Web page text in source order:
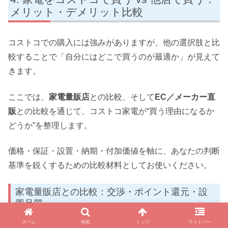
メリット・デメリット比較
コストコでの購入には強みがありますが、他の選択肢と比
較することで「自分にはどこで買うのが最適か」が見えて
きます。
ここでは、 家電量販店との比較、そして EC／メーカー直
販との比較を通じて、コストコ家電が“買う理由になるか
どうか”を整理します。
価格・保証・設置・納期・付加価値を軸に、あなたの判断
基準を鋭くするための比較材料としてお使いください。
家電量販店との比較：交渉・ポイント還元・設
置品質
ホーム 検索 トップ サイドバー